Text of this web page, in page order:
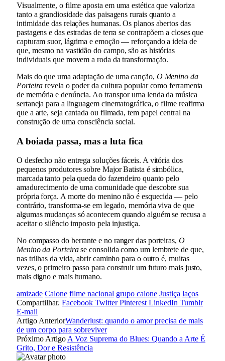
Visualmente, o filme aposta em uma estética que valoriza
tanto a grandiosidade das paisagens rurais quanto a
intimidade das relações humanas. Os planos abertos das
pastagens e das estradas de terra se contrapõem a closes que
capturam suor, lágrima e emoção — reforçando a ideia de
que, mesmo na vastidão do campo, são as histórias
individuais que movem a roda da transformação.
Mais do que uma adaptação de uma canção, O Menino da
Porteira revela o poder da cultura popular como ferramenta
de memória e denúncia. Ao transpor uma lenda da música
sertaneja para a linguagem cinematográfica, o filme reafirma
que a arte, seja cantada ou filmada, tem papel central na
construção de uma consciência social.
A boiada passa, mas a luta fica
O desfecho não entrega soluções fáceis. A vitória dos
pequenos produtores sobre Major Batista é simbólica,
marcada tanto pela queda do fazendeiro quanto pelo
amadurecimento de uma comunidade que descobre sua
própria força. A morte do menino não é esquecida — pelo
contrário, transforma-se em legado, memória viva de que
algumas mudanças só acontecem quando alguém se recusa a
aceitar o silêncio imposto pela injustiça.
No compasso do berrante e no ranger das porteiras, O
Menino da Porteirase consolida como um lembrete de que,
nas trilhas da vida, abrir caminho para o outro é, muitas
vezes, o primeiro passo para construir um futuro mais justo,
mais digno e mais humano.
amizade Calone filme nacional grupo calone Justiça laços
Compartilhar. Facebook Twitter Pinterest LinkedIn Tumblr
E-mail
Artigo AnteriorWanderlust: quando o amor precisa de mais
de um corpo para sobreviver
Próximo Artigo A Voz Suprema do Blues: Quando a Arte É
Grito, Dor e Resistência